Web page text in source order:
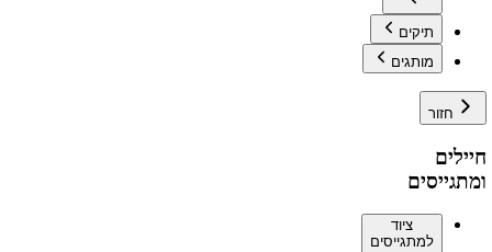
תיקים
מותגים
חזור
חיילים
ומתגייסים
ציוד
למתגייסים